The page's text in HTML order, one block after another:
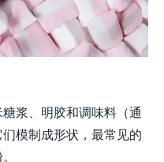
浆、明胶和调味料（通
模制成形状，最常见的